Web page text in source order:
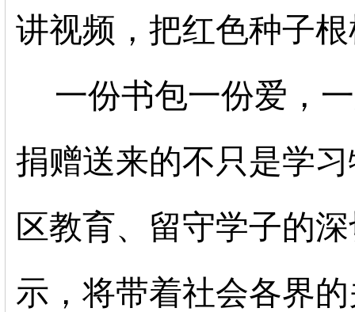
讲视频，把红色种子
一份书包一份爱，
捐赠送来的不只是学
区教育、留守学子的
示，将带着社会各界